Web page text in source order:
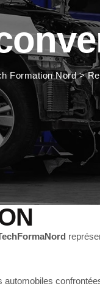
Formation Nord>